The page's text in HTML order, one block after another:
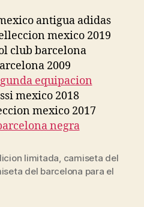
limitada, camiseta del
del barcelona para el